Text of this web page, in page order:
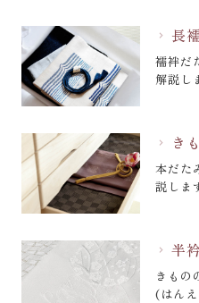
chevron_right 長
襦袢だ
解説し
chevron_right き
本だた
説しま
chevron_right 半
きもの
(はん